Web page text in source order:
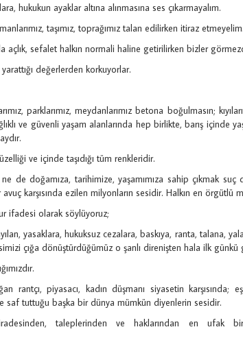
hukukun ayaklar altına alınmasına ses çıkarmayalım.
taşımız, toprağımız talan edilirken itiraz etmeyelim.
açlık, sefalet halkın normali haline getirilirken bizler
değerlerden korkuyorlar.
parklarımız, meydanlarımız betona boğulmasın;
ve güvenli yaşam alanlarında hep birlikte, barış içinde
ve içinde taşıdığı tüm renkleridir.
de doğamıza, tarihimize, yaşamımıza sahip çıkmak
karşısında ezilen milyonların sesidir. Halkın en örgütlü
ifadesi olarak söylüyoruz;
yasaklara, hukuksuz cezalara, baskıya, ranta, talana,
çığa dönüştürdüğümüz o şanlı direnişten hala ilk
rantçı, piyasacı, kadın düşmanı siyasetin karşısında;
saf tuttuğu başka bir dünya mümkün diyenlerin sesidir.
taleplerinden ve haklarından en ufak